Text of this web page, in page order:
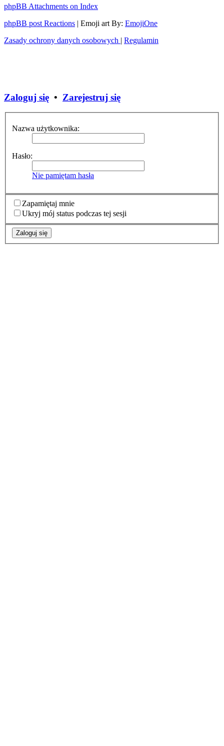
phpBB Attachments on Index
phpBB post Reactions | Emoji art By: EmojiOne
Zasady ochrony danych osobowych | Regulamin
Zaloguj się • Zarejestruj się
Nazwa użytkownika:
Hasło:
Nie pamiętam hasła
Zapamiętaj mnie
Ukryj mój status podczas tej sesji